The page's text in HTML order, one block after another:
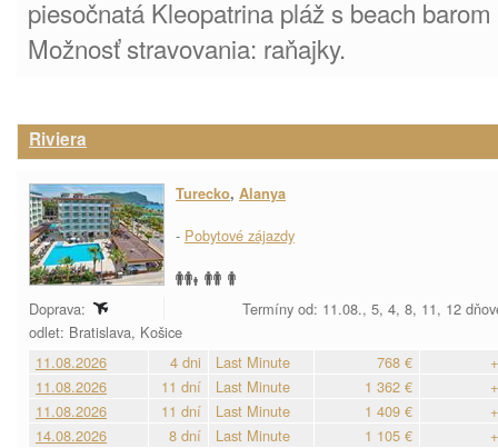
piesočnatá Kleopatrina pláž s beach
Možnosť stravovania: raňajky.
Riviera
Turecko, Alanya
- Pobytové zájazdy
Doprava:
Termíny od: 11.08., 5, 4, 8, 11, 12
odlet: Bratislava, Košice
11.08.2026
4 dni Last Minute 768 €
11.08.2026
11 dní Last Minute 1 362 €
11.08.2026
11 dní Last Minute 1 409 €
14.08.2026
8 dní Last Minute 1 105 €